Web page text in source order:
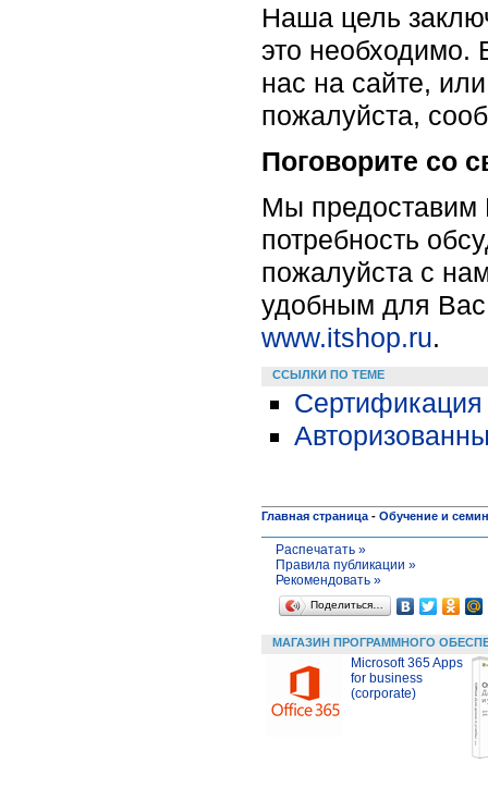
Наша цель
это необходимо.
нас на сайте,
пожалуйста,
Поговорите со
Мы предоставим
потребность
пожалуйста c
удобным для Вас
www.itshop.ru.
ССЫЛКИ ПО ТЕМЕ
Главная страница - Обучение и
Распечатать »
Правила публикации »
Рекомендовать »
Поделиться…
МАГАЗИН ПРОГРАММНОГО
Microsoft 365 Apps
for business
(corporate)